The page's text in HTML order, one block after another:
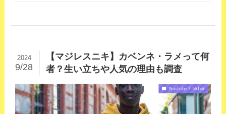
【マジレスニキ】カベンネ・ラメって何
者？生い立ちや人気の理由も調査
2024
9/28
YouTube / TikTok